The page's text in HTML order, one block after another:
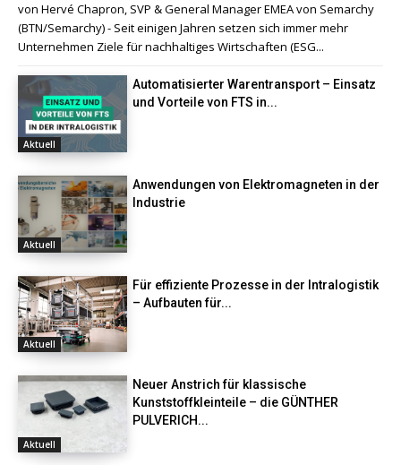
von Hervé Chapron, SVP & General Manager EMEA von Semarchy
(BTN/Semarchy) - Seit einigen Jahren setzen sich immer mehr
Unternehmen Ziele für nachhaltiges Wirtschaften (ESG...
Aktuell
Automatisierter Warentransport – Einsatz
und Vorteile von FTS in...
Aktuell
Anwendungen von Elektromagneten in der
Industrie
Aktuell
Für effiziente Prozesse in der Intralogistik
– Aufbauten für...
Aktuell
Neuer Anstrich für klassische
Kunststoffkleinteile – die GÜNTHER
PULVERICH...